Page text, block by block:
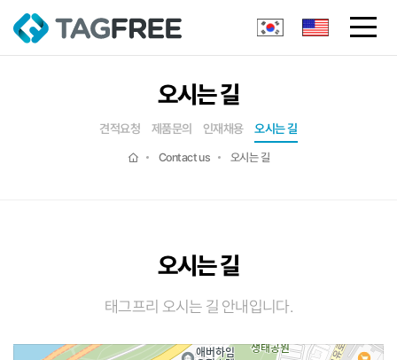
오시는 길
견적요청 제품문의 인재채용 오시는 길
Contact us 오시는 길
오시는 길
태그프리 오시는 길 안내입니다.